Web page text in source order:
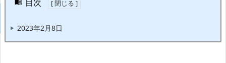
目次
2023年2月8日